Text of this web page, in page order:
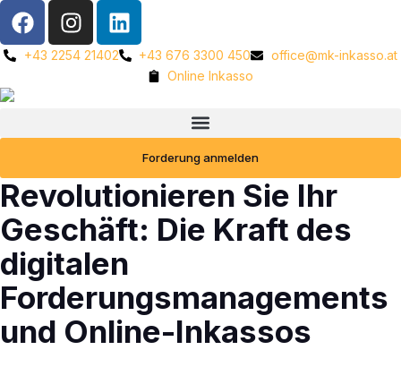
+43 2254 21402 +43 676 3300 450
office@mk-inkasso.at
Online Inkasso
Forderung anmelden
Revolutionieren Sie Ihr
Geschäft: Die Kraft des
digitalen
Forderungsmanagements
und Online-Inkassos